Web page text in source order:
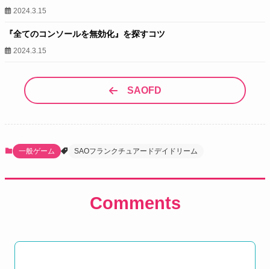
2024.3.15
『全てのコンソールを無効化』を探すコツ
2024.3.15
SAOFD
一般ゲーム SAOフランクチュアードデイドリーム
Comments